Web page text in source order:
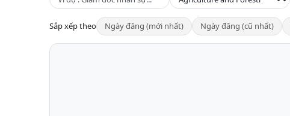
Sắp xếp theo Ngày đăng (mới nhất) Ngày đăng (cũ nhất)